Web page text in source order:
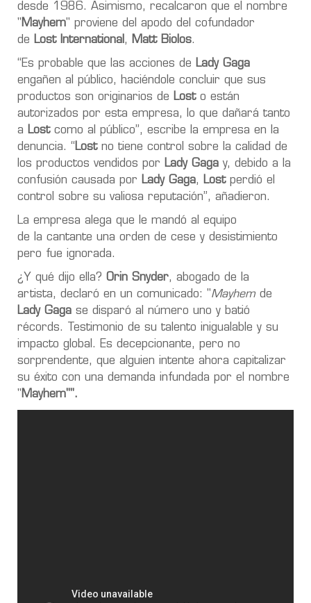
desde 1986. Asimismo, recalcaron que el nombre
" Mayhem" proviene del apodo del cofundador
de Lost International , Matt Biolos.
“Es probable que las acciones de Lady Gaga
engañen al público, haciéndole concluir que sus
productos son originarios de Losto están
autorizados por esta empresa, lo que dañará tanto
a Lost como al público”, escribe la empresa en la
denuncia. “Lost no tiene control sobre la calidad de
los productos vendidos por Lady Gaga y, debido a la
confusión causada por Lady Gaga, Lostperdió el
control sobre su valiosa reputación”, añadieron.
La empresa alega que le mandó al equipo
de la cantante una orden de cese y desistimiento
pero fue ignorada.
¿Y qué dijo ella? Orin Snyder, abogado de la
artista, declaró en un comunicado: "Mayhemde
Lady Gaga se disparó al número uno y batió
récords. Testimonio de su talento inigualable y su
impacto global.
Es decepcionante, pero no
sorprendente, que alguien intente ahora capitalizar
su éxito con una demanda infundada por el nombre
" Mayhem"".